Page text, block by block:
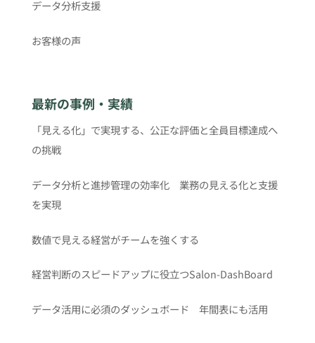
データ分析支援
お客様の声
最新の事例・実績
「見える化」で実現する、公正な評価と全員目標達成へ
の挑戦
データ分析と進捗管理の効率化 業務の見える化と支援
を実現
数値で見える経営がチームを強くする
経営判断のスピードアップに役立つSalon-DashBoard
データ活用に必須のダッシュボード 年間表にも活用